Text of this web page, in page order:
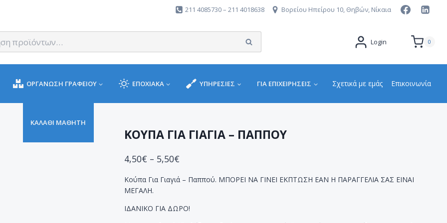
211 4085730 – 211 4018638 Βορείου Ηπείρου 10, Θηβών, Νίκαια
Αναζήτηση Login 0
ΟΡΓΑΝΩΣΗ ΓΡΑΦΕΙΟΥ ΕΠΟΧΙΑΚΑ ΥΠΗΡΕΣΙΕΣ ΓΙΑ ΕΠΙΧΕΙΡΉΣΕΙΣ
ΚΑΛΑΘΙ ΜΑΘΗΤΗ
Σχετικά με εμάς Επικοινωνία
ΚΟΥΠΑ ΓΙΑ ΓΙΑΓΙΑ – ΠΑΠΠΟΥ
4,50€ – 5,50€
Κούπα Για Γιαγιά – Παππού. ΜΠΟΡΕΙ ΝΑ ΓΙΝΕΙ ΕΚΠΤΩΣΗ ΕΑΝ Η ΠΑΡΑΓΓΕΛΙΑ ΣΑΣ ΕΙΝΑΙ
ΜΕΓΑΛΗ.
ΙΔΑΝΙΚΟ ΓΙΑ ΔΩΡΟ!